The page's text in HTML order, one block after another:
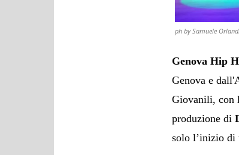
ph by Samuele
Genova Hip
Genova e
Giovanili, con
produzione di
solo l’inizio di